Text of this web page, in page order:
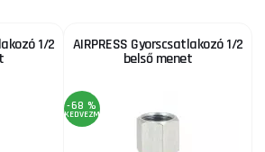
1/2 AIRPRESS Gyorscsatlakozó 1/2
belső menet
-68 %
KEDVEZMÉNY